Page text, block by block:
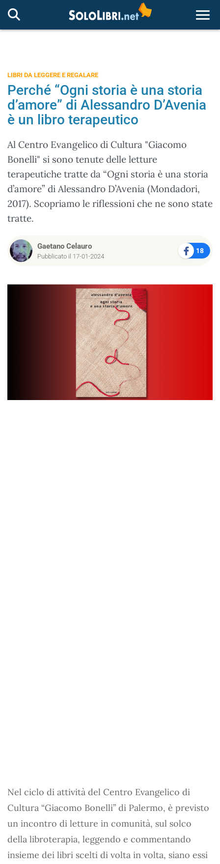
LIBRI DA LEGGERE E REGALARE
Perché “Ogni storia è una storia
d’amore” di Alessandro D’Avenia
è un libro terapeutico
Al Centro Evangelico di Cultura "Giacomo
Bonelli" si sono tenute delle letture
terapeutiche tratte da “Ogni storia è una storia
d’amore” di Alessandro D’Avenia (Mondadori,
2017). Scopriamo le riflessioni che ne sono state
tratte.
Gaetano Celauro
Pubblicato il 17-01-2024
18
Nel ciclo di attività del Centro Evangelico di
Cultura “Giacomo Bonelli” di Palermo, è previsto
un incontro di letture in comunità, sul solco
della libroterapia, leggendo e commentando
insieme dei libri scelti di volta in volta, siano essi